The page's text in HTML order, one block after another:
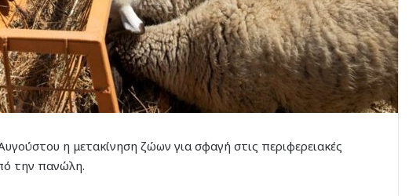
η μετακίνηση ζώων για σφαγή στις περιφερειακές
την πανώλη.